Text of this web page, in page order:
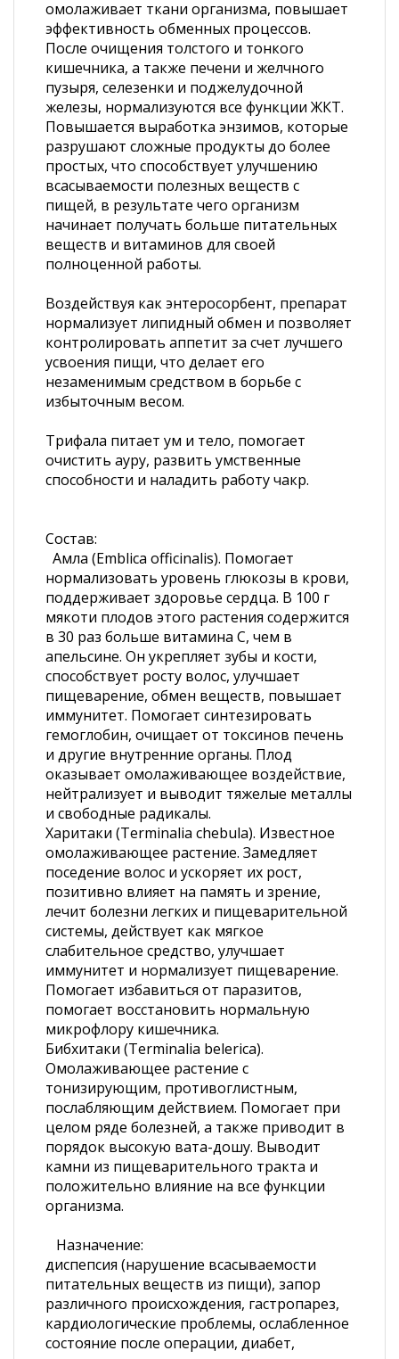
омолаживает ткани организма, повышает
эффективность обменных процессов.
После очищения толстого и тонкого
кишечника, а также печени и желчного
пузыря, селезенки и поджелудочной
железы, нормализуются все функции ЖКТ.
Повышается выработка энзимов, которые
разрушают сложные продукты до более
простых, что способствует улучшению
всасываемости полезных веществ с
пищей, в результате чего организм
начинает получать больше питательных
веществ и витаминов для своей
полноценной работы.
Воздействуя как энтеросорбент, препарат
нормализует липидный обмен и позволяет
контролировать аппетит за счет лучшего
усвоения пищи, что делает его
незаменимым средством в борьбе с
избыточным весом.
Трифала питает ум и тело, помогает
очистить ауру, развить умственные
способности и наладить работу чакр.
Состав:
Амла (Emblica officinalis). Помогает
нормализовать уровень глюкозы в крови,
поддерживает здоровье сердца. В 100 г
мякоти плодов этого растения содержится
в 30 раз больше витамина С, чем в
апельсине. Он укрепляет зубы и кости,
способствует росту волос, улучшает
пищеварение, обмен веществ, повышает
иммунитет. Помогает синтезировать
гемоглобин, очищает от токсинов печень
и другие внутренние органы. Плод
оказывает омолаживающее воздействие,
нейтрализует и выводит тяжелые металлы
и свободные радикалы.
Харитаки (Terminalia chebula). Известное
омолаживающее растение. Замедляет
поседение волос и ускоряет их рост,
позитивно влияет на память и зрение,
лечит болезни легких и пищеварительной
системы, действует как мягкое
слабительное средство, улучшает
иммунитет и нормализует пищеварение.
Помогает избавиться от паразитов,
помогает восстановить нормальную
микрофлору кишечника.
Бибхитаки (Terminalia belerica).
Омолаживающее растение с
тонизирующим, противоглистным,
послабляющим действием. Помогает при
целом ряде болезней, а также приводит в
порядок высокую вата-дошу. Выводит
камни из пищеварительного тракта и
положительно влияние на все функции
организма.
Назначение:
диспепсия (нарушение всасываемости
питательных веществ из пищи), запор
различного происхождения, гастропарез,
кардиологические проблемы, ослабленное
состояние после операции, диабет,